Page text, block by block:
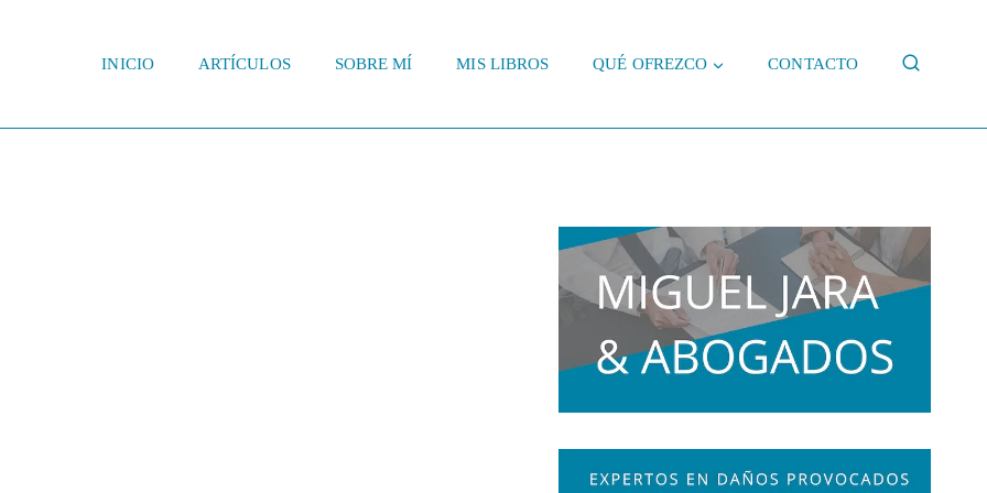
INICIO ARTÍCULOS SOBRE MÍ MIS LIBROS QUÉ OFREZCO CONTACTO